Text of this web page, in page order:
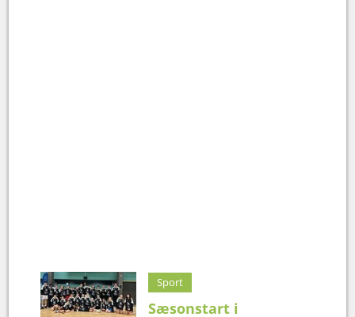
Sport
Sæsonstart i